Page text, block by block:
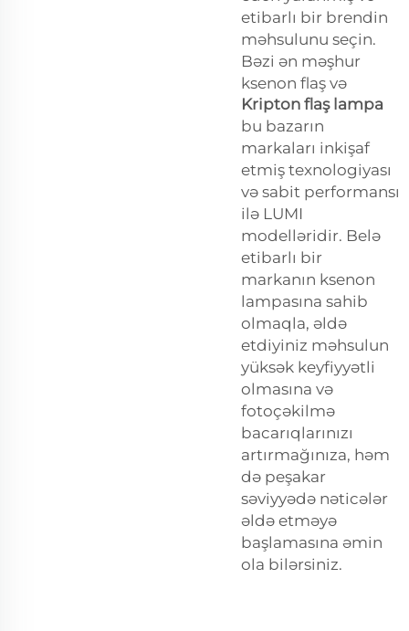
etibarlı bir brendin
məhsulunu seçin.
Bəzi ən məşhur
ksenon flaş və
Kripton flaş lampa
bu bazarın
markaları inkişaf
etmiş texnologiyası
və sabit performansı
ilə LUMI
modelləridir. Belə
etibarlı bir
markanın ksenon
lampasına sahib
olmaqla, əldə
etdiyiniz məhsulun
yüksək keyfiyyətli
olmasına və
fotoçəkilmə
bacarıqlarınızı
artırmağınıza, həm
də peşakar
səviyyədə nəticələr
əldə etməyə
başlamasına əmin
ola bilərsiniz.